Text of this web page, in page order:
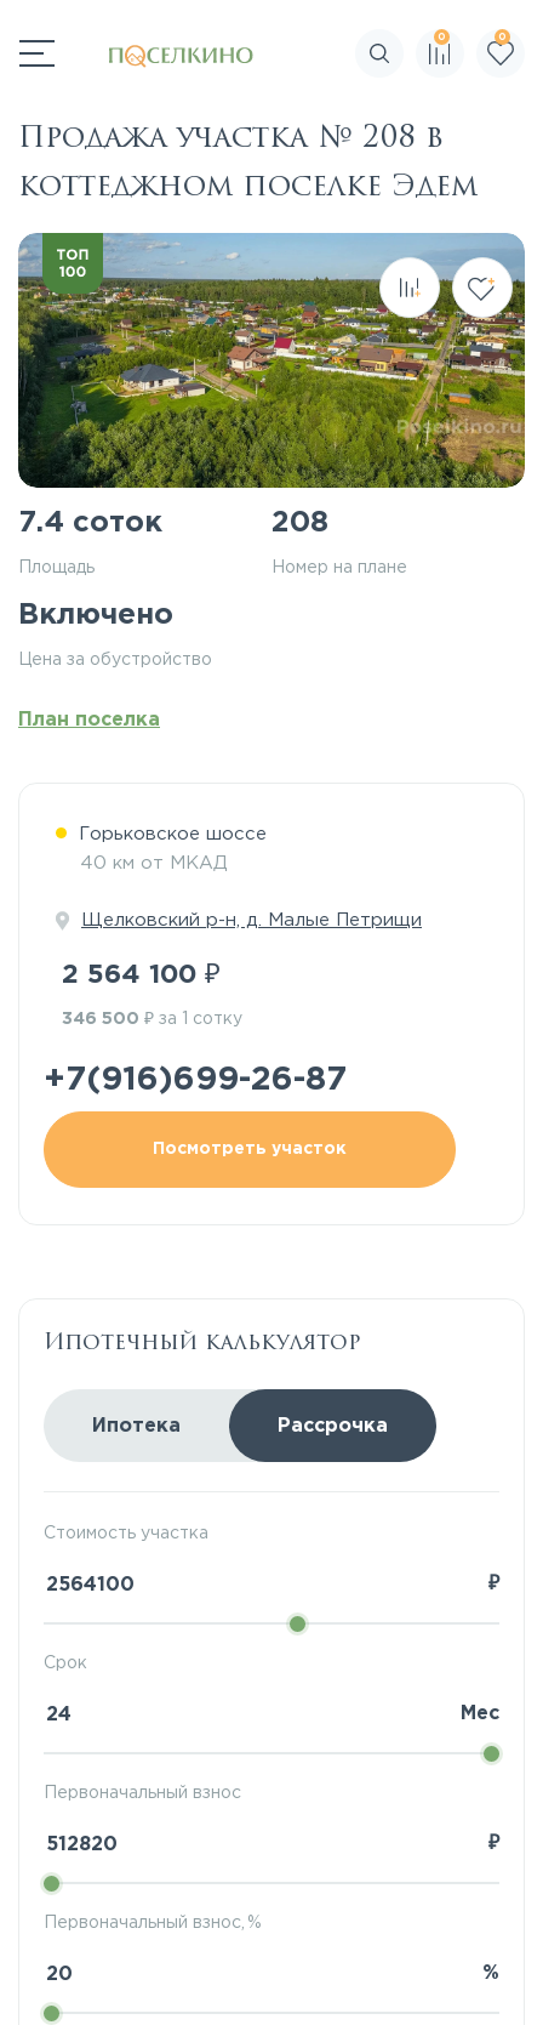
Поиск по сайту
0 0
Продажа участка № 208 в
коттеджном поселке Эдем
7.4 соток
Площадь
208
Номер на плане
Включено
Цена за обустройство
План поселка
Горьковское шоссе
40 км от МКАД
Щелковский р-н, д. Малые Петрищи
2 564 100 ₽
346 500 ₽ за 1 сотку
+7(916)699-26-87
Посмотреть участок
Ипотечный калькулятор
Ипотека Рассрочка
Стоимость участка
₽
Первоначальный взнос
₽
Срок
Мес
Первоначальный взнос, %
%